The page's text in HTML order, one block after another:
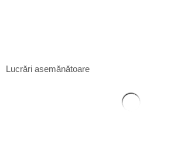
Lucrări asemănătoare